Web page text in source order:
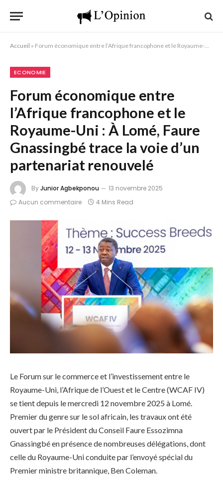
Accueil » Forum économique entre l’Afrique francophone et le Royaume-Uni : À Lomé, Faure Gnassingbé trace la voie d’un partenariat renouvelé
ECONOMIE
Forum économique entre
l’Afrique francophone et le
Royaume-Uni : À Lomé, Faure
Gnassingbé trace la voie d’un
partenariat renouvelé
ByJunior Agbekponou
13 novembre 2025
Aucun commentaire
4 Mins Read
Le Forum sur le commerce et l’investissement entre le
Royaume-Uni, l’Afrique de l’Ouest et le Centre (WCAF IV)
se tient depuis le mercredi 12 novembre 2025 à Lomé.
Premier du genre sur le sol africain, les travaux ont été
ouvert par le Président du Conseil Faure Essozimna
Gnassingbé en présence de nombreuses délégations, dont
celle du Royaume-Uni conduite par l’envoyé spécial du
Premier ministre britannique, Ben Coleman.